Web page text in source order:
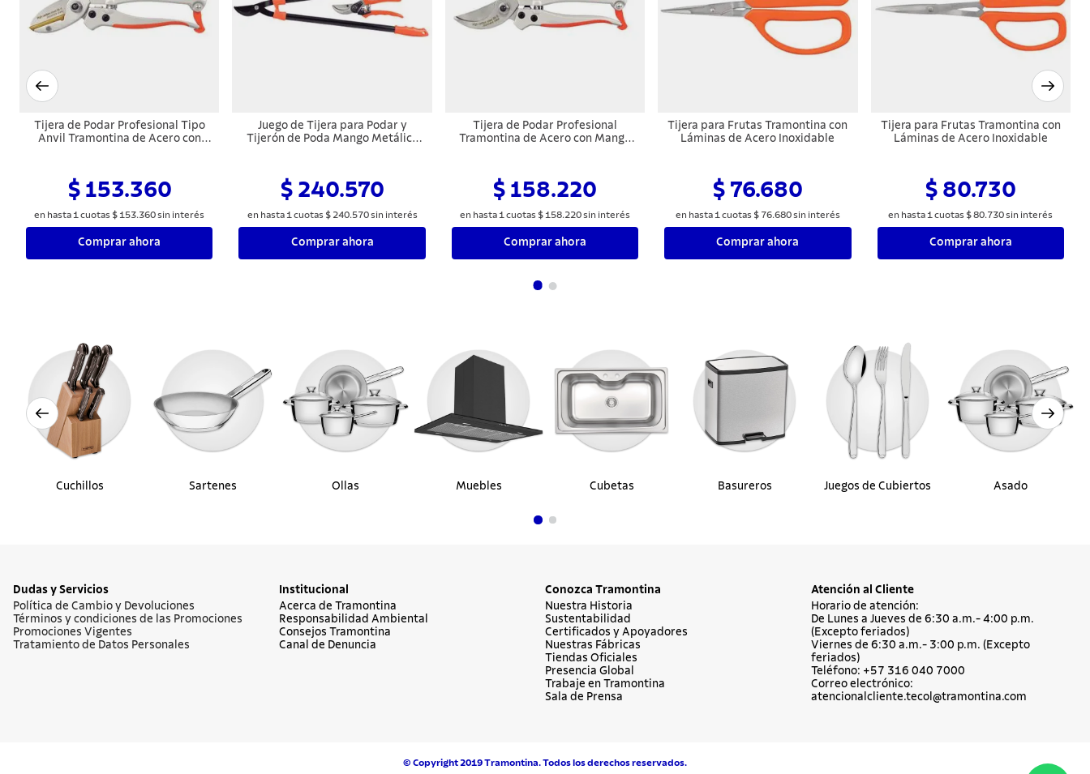
Tijera de Podar Profesional Tipo
Anvil Tramontina de Acero con
$ 153.360
en hasta 1 cuotas $ 153.360sin interés
Comprar ahora
Juego de Tijera para Podar y
Tijerón de Poda Mango Metálico
$ 240.570
en hasta 1 cuotas $ 240.570sin interés
Comprar ahora
Tijera de Podar Profesional
Tramontina de Acero con Mango
$ 158.220
en hasta 1 cuotas $ 158.220sin interés
Comprar ahora
Tijera para Frutas Tramontina con
Láminas de Acero Inoxidable
$ 76.680
en hasta 1 cuotas $ 76.680sin interés
Comprar ahora
Tijera para Frutas Tramontina con
Láminas de Acero Inoxidable
$ 80.730
en hasta 1 cuotas $80.730sin interés
Comprar ahora
Cuchillos Sartenes Ollas Muebles Cubetas Basureros Juegos de Cubiertos Asado
Dudas y Servicios
Política de Cambio y Devoluciones
Términos y condiciones de las Promociones
Promociones Vigentes
Tratamiento de Datos Personales
Institucional
Acerca de Tramontina
Responsabilidad Ambiental
Consejos Tramontina
Canal de Denuncia
Conozca Tramontina
Nuestra Historia
Sustentabilidad
Certificados y Apoyadores
Nuestras Fábricas
Tiendas Oficiales
Presencia Global
Trabaje en Tramontina
Sala de Prensa
Atención al Cliente
Horario de atención:
De Lunes a Jueves de 6:30 a.m.- 4:00 p.m.
(Excepto feriados)
Viernes de 6:30 a.m.- 3:00 p.m. (Excepto
feriados)
Teléfono: +57 316 040 7000
Correo electrónico:
atencionalcliente.tecol@tramontina.com
© Copyright 2019 Tramontina. Todos los derechos reservados.